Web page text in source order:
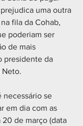
uma outra
fila da Cohab,
poderiam ser
de mais
presidente da
Neto.
necessário se
em dia com as
de março (data